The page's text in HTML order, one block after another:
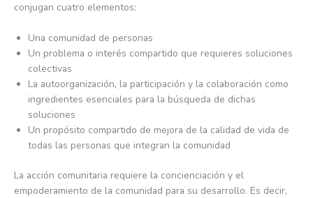
conjugan cuatro elementos:
Una comunidad de personas
Un problema o interés compartido que requieres soluciones
colectivas
La autoorganización, la participación y la colaboración como
ingredientes esenciales para la búsqueda de dichas
soluciones
Un propósito compartido de mejora de la calidad de vida de
todas las personas que integran la comunidad
La acción comunitaria requiere la concienciación y el
empoderamiento de la comunidad para su desarrollo. Es decir,